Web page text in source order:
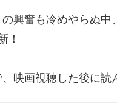
興奮も冷めやらぬ中
！
映画視聴した後に読